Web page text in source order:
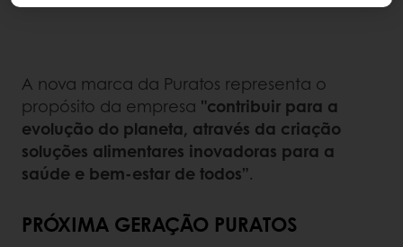
A nova marca da Puratos representa o
propósito da empresa "contribuir para a
evolução do planeta, através da criação
soluções alimentares inovadoras para a
saúde e bem-estar de todos”.
PRÓXIMA GERAÇÃO PURATOS